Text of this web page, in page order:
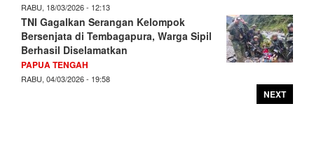
RABU, 18/03/2026 - 12:13
TNI Gagalkan Serangan Kelompok
Bersenjata di Tembagapura, Warga Sipil
Berhasil Diselamatkan
PAPUA TENGAH
RABU, 04/03/2026 - 19:58
NEXT